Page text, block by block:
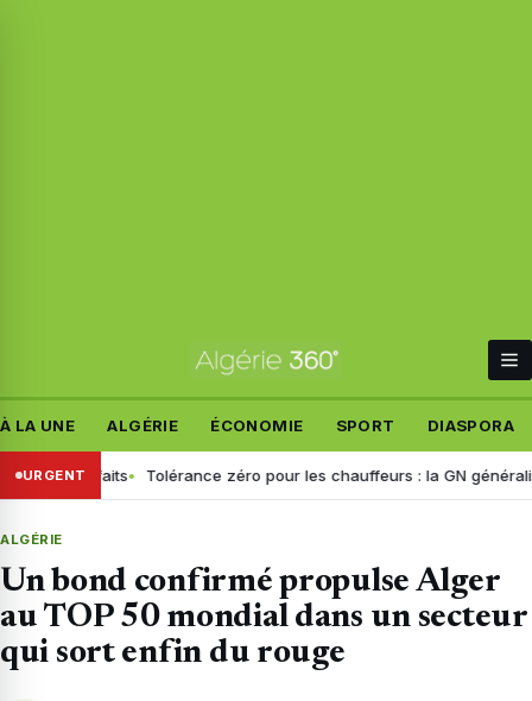
À LA UNE ALGÉRIE ÉCONOMIE SPORT DIASPORA
URGENT
les faits Tolérance zéro pour les chauffeurs : la GN généralise le
ALGÉRIE
Un bond confirmé propulse Alger
au TOP 50 mondial dans un secteur
qui sort enfin du rouge